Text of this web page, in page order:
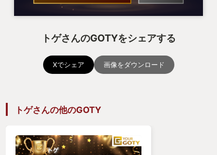
トゲさんのGOTYをシェアする
Xでシェア 画像をダウンロード
トゲさんの他のGOTY